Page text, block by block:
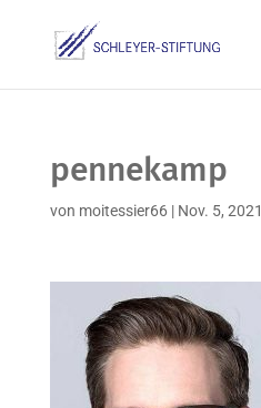
pennekamp
von moitessier66| Nov. 5, 2021